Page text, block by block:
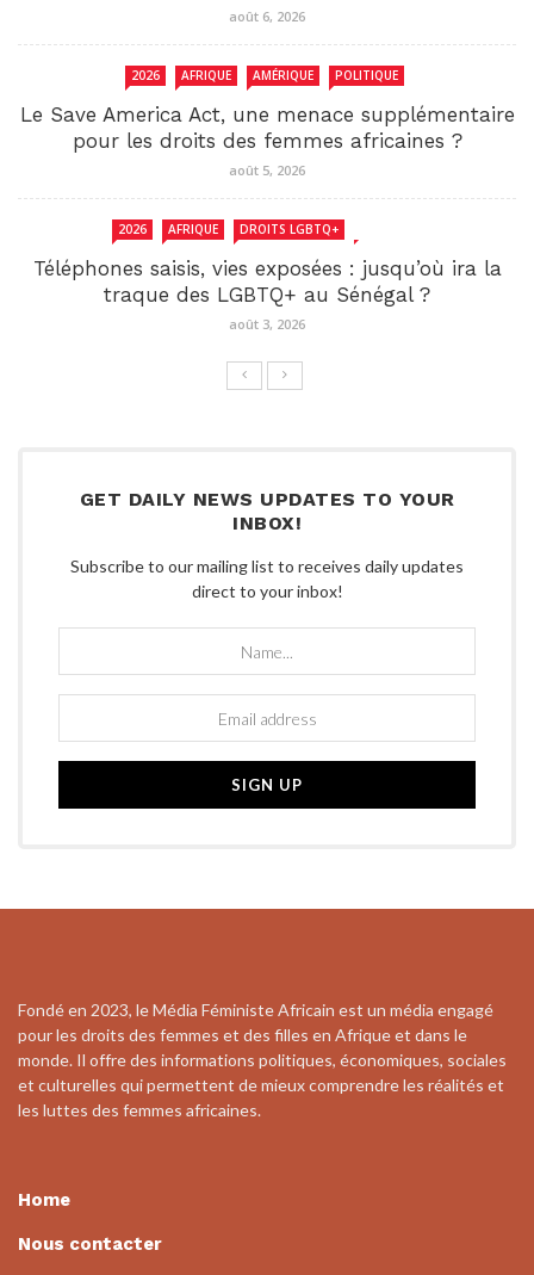
août 6, 2026
2026 AFRIQUE AMÉRIQUE POLITIQUE
Le Save America Act, une menace supplémentaire
pour les droits des femmes africaines ?
août 5, 2026
2026 AFRIQUE DROITS LGBTQ+
Téléphones saisis, vies exposées : jusqu’où ira la
traque des LGBTQ+ au Sénégal ?
août 3, 2026
GET DAILY NEWS UPDATES TO YOUR
INBOX!
Subscribe to our mailing list to receives daily updates
direct to your inbox!
Fondé en 2023, le Média Féministe Africain est un média engagé
pour les droits des femmes et des filles en Afrique et dans le
monde. Il offre des informations politiques, économiques, sociales
et culturelles qui permettent de mieux comprendre les réalités et
les luttes des femmes africaines.
Home
Nous contacter